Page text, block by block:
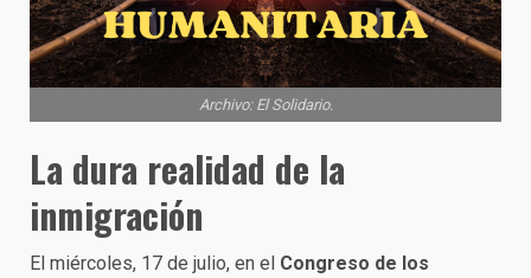
Archivo: El Solidario.
La dura realidad de la
inmigración
El miércoles, 17 de julio, en el Congreso de los